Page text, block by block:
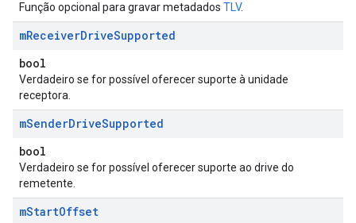
Função opcional para gravar metadados TLV.
mReceiverDriveSupported
bool
Verdadeiro se for possível oferecer suporte à unidade
receptora.
mSenderDriveSupported
bool
Verdadeiro se for possível oferecer suporte ao drive do
remetente.
mStartOffset